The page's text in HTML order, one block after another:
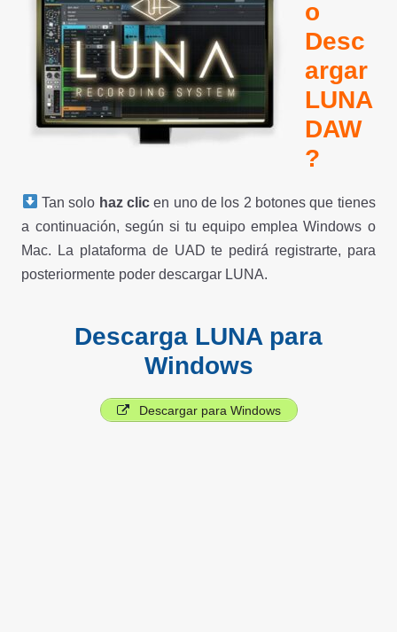
o
Desc
argar
LUNA
DAW
?
Tan solo haz clic en uno de los 2 botones que tienes
a continuación, según si tu equipo emplea Windows o
Mac. La plataforma de UAD te pedirá registrarte, para
posteriormente poder descargar LUNA.
Descarga LUNA para
Windows
Descargar para Windows